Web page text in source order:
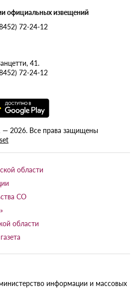
официальных извещений
72-24-12
41.
72-24-12
2026. Все права защищены
области
СО
области
информации и массовых